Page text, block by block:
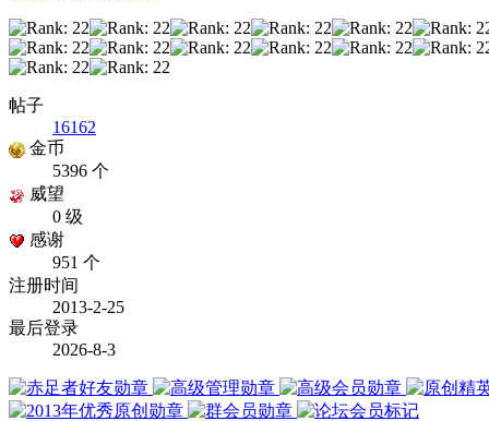
帖子
16162
金币
5396 个
威望
0 级
感谢
951 个
注册时间
2013-2-25
最后登录
2026-8-3